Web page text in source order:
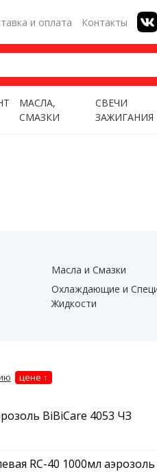
и оплата Контакты
МАСЛА,
СМАЗКИ
СВЕЧИ
ЗАЖИГАНИЯ
Масла и Смазки
Охлаждающие и
Жидкости
цене
BiBiCare 4053 ЧЗ
RC-40 1000мл